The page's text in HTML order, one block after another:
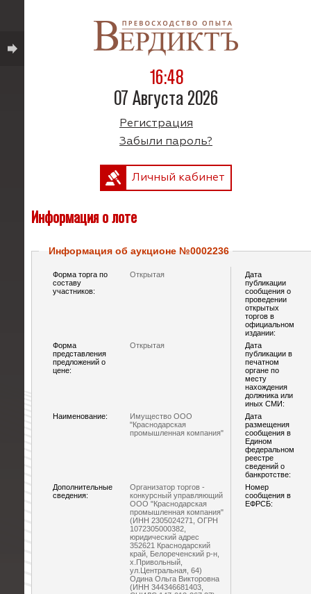
16:48
07 Августа 2026
Регистрация
Забыли пароль?
Личный кабинет
Информация о лоте
Информация об аукционе №0002236
Форма торга по
составу
участников:
Открытая
Дата
публикации
сообщения о
проведении
открытых
торгов в
официальном
издании:
Форма
представления
предложений о
цене:
Открытая
Дата
публикации в
печатном
органе по
месту
нахождения
должника или
иных СМИ:
Наименование:
Имущество ООО
"Краснодарская
промышленная компания"
Дата
размещения
сообщения в
Едином
федеральном
реестре
сведений о
банкротстве:
Дополнительные
сведения:
Организатор торгов -
конкурсный управляющий
ООО "Краснодарская
промышленная компания"
(ИНН 2305024271, ОГРН
1072305000382,
юридический адрес
352621 Краснодарский
край, Белореченский р-н,
х.Привольный,
ул.Центральная, 64)
Одина Ольга Викторовна
(ИНН 344346681403,
Номер
сообщения в
ЕФРСБ: